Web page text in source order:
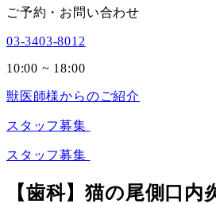
ご予約・お問い合わせ
03-3403-8012
10:00 ~ 18:00
獣医師様からのご紹介
スタッフ募集
スタッフ募集
【歯科】猫の尾側口内